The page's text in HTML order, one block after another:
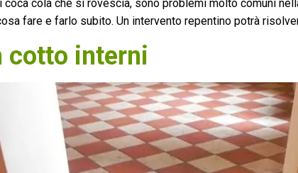
coca cola che si rovescia, sono problemi molto comuni
fare e farlo subito. Un intervento repentino potrà
cotto interni